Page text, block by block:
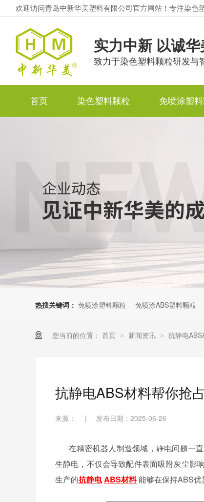
欢迎访问青岛中新华美塑料有限公司官方网站！专注染色
实力中新 以诚华
致力于染色塑料颗粒研发与
首页 染色塑料颗粒 免喷涂塑
热搜关键词： 免喷涂塑料颗粒 免喷涂ABS塑料颗粒
您当前的位置： 首页 > 新闻资讯 > 抗静电
抗静电ABS材料帮你抢
来源： | 发布日期：2025-06-26
在精密机器人制造领域，静电问题一
生静电，不仅会导致配件表面吸附灰尘影
生产的抗静电ABS材料能够在保持ABS